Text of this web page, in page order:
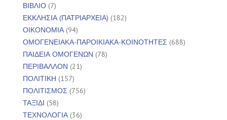
ΒΙΒΛΙΟ (7)
ΕΚΚΛΗΣΙΑ (ΠΑΤΡΙΑΡΧΕΙΑ) (182)
ΟΙΚΟΝΟΜΙΑ(94)
ΟΜΟΓΕΝΕΙΑΚΑ-ΠΑΡΟΙΚΙΑΚΑ-ΚΟΙΝΟΤΗΤΕΣ (688)
ΠΑΙΔΕΙΑ ΟΜΟΓΕΝΩΝ (78)
ΠΕΡΙΒΑΛΛΟΝ (21)
ΠΟΛΙΤΙΚΗ (157)
ΠΟΛΙΤΙΣΜΟΣ (756)
ΤΑΞΙΔΙ (58)
ΤΕΧΝΟΛΟΓΙΑ(36)